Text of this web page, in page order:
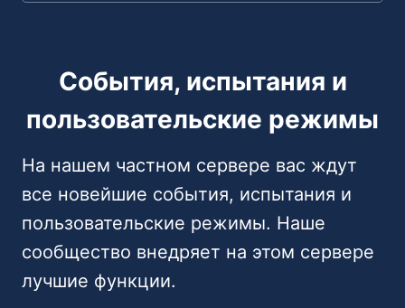
События, испытания и
пользовательские режимы
На нашем частном сервере вас ждут
все новейшие события, испытания и
пользовательские режимы. Наше
сообщество внедряет на этом сервере
лучшие функции.